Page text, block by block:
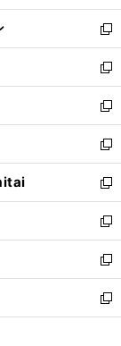
開
く
ウ
で
開
く
ン
ド
ウ
で
開
く
ウ
ィ
ン
ド
ウ
で
開
く
新
し
い
ウ
ィ
ン
ド
ウ
で
開
く
新
し
い
ウ
ィ
ン
ド
ウ
で
開
く
新
し
い
ウ
ィ
ン
ド
ウ
で
開
く
新
し
い
ウ
ィ
ン
ド
ウ
で
開
新
し
い
ウ
ィ
ン
ド
ウ
新
し
い
ウ
ィ
ン
新
し
い
ウ
新
し